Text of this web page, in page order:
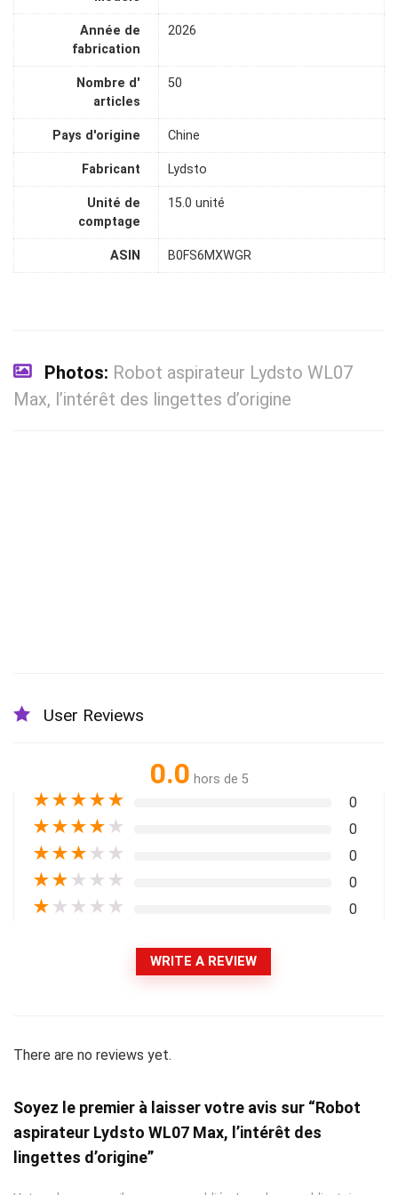
Année de
fabrication
2026
Nombre d'
articles
50
Pays d'origine Chine
Fabricant Lydsto
Unité de
comptage
15.0 unité
ASIN B0FS6MXWGR
Photos: Robot aspirateur Lydsto WL07
Max, l’intérêt des lingettes d’origine
User Reviews
0.0 hors de 5
★★★★★ 0
★★★★ ★ 0
★★★ ★ ★ 0
★★ ★ ★ ★ 0
★ ★ ★ ★ ★ 0
WRITE A REVIEW
There are no reviews yet.
Soyez le premier à laisser votre avis sur “Robot
aspirateur Lydsto WL07 Max, l’intérêt des
lingettes d’origine”